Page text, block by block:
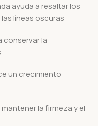
ayuda a resaltar los
líneas oscuras
conservar la
un crecimiento
la firmeza y el